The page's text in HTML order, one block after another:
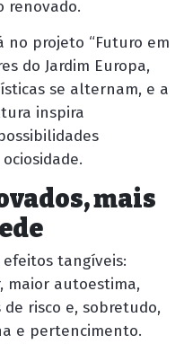
renovado.
no projeto “Futuro em
do Jardim Europa,
se alternam, e a
inspira
mais
efeitos tangíveis:
maior autoestima,
risco e, sobretudo,
e pertencimento.